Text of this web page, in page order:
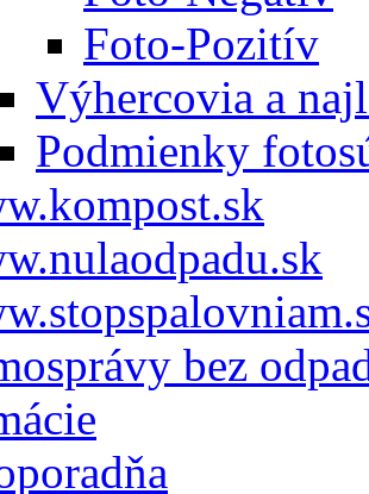
Foto-Pozitív
Výhercovia a
Podmienky
bez